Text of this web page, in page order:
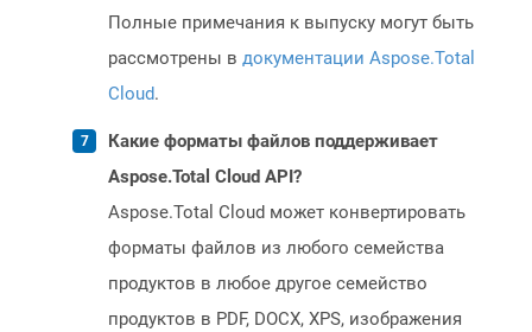
Полные примечания к выпуску могут быть
рассмотрены в документации Aspose.Total
Cloud.
Какие форматы файлов поддерживает
Aspose.Total Cloud API?
Aspose.Total Cloud может конвертировать
форматы файлов из любого семейства
продуктов в любое другое семейство
продуктов в PDF, DOCX, XPS, изображения